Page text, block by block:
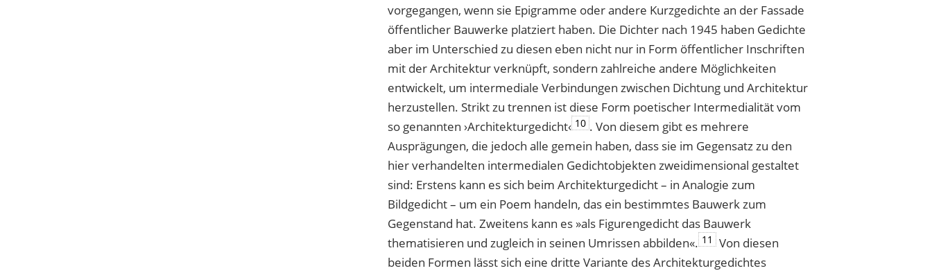
vorgegangen, wenn sie Epigramme oder andere Kurzgedichte an der Fassade
öffentlicher Bauwerke platziert haben. Die Dichter nach 1945 haben Gedichte
aber im Unterschied zu diesen eben nicht nur in Form öffentlicher Inschriften
mit der Architektur verknüpft, sondern zahlreiche andere Möglichkeiten
entwickelt, um intermediale Verbindungen zwischen Dichtung und Architektur
herzustellen. Strikt zu trennen ist diese Form poetischer Intermedialität vom
so genannten ›Architekturgedicht‹ 10 . Von diesem gibt es mehrere
Ausprägungen, die jedoch alle gemein haben, dass sie im Gegensatz zu den
hier verhandelten intermedialen Gedichtobjekten zweidimensional gestaltet
sind: Erstens kann es sich beim Architekturgedicht – in Analogie zum
Bildgedicht – um ein Poem handeln, das ein bestimmtes Bauwerk zum
Gegenstand hat. Zweitens kann es »als Figurengedicht das Bauwerk
thematisieren und zugleich in seinen Umrissen abbilden«. 11
Von diesen
beiden Formen lässt sich eine dritte Variante des Architekturgedichtes